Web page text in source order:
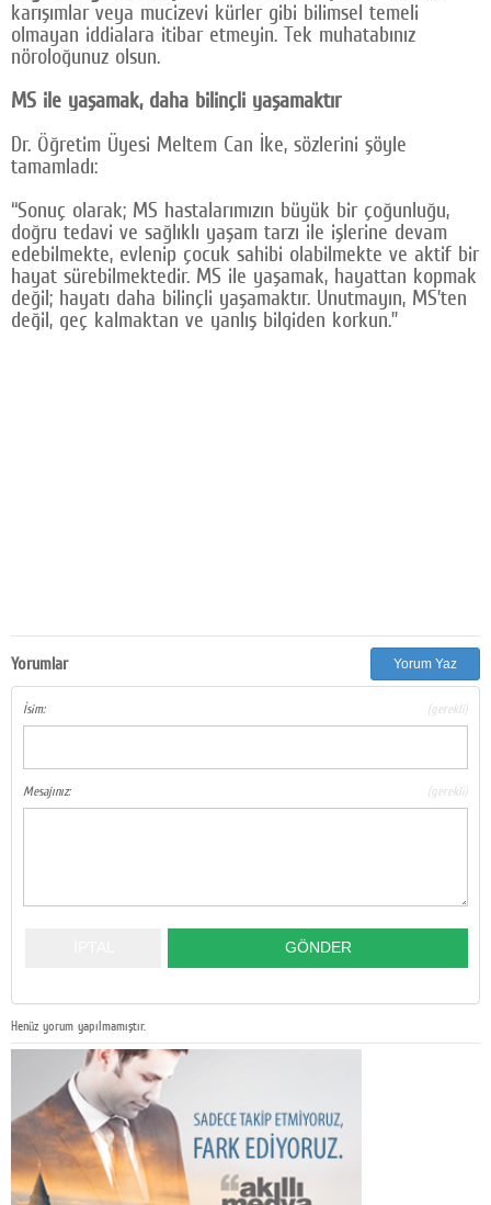
karışımlar veya mucizevi kürler gibi bilimsel temeli
olmayan iddialara itibar etmeyin. Tek muhatabınız
nöroloğunuz olsun.
MS ile yaşamak, daha bilinçli yaşamaktır
Dr. Öğretim Üyesi Meltem Can İke, sözlerini şöyle
tamamladı:
“Sonuç olarak; MS hastalarımızın büyük bir çoğunluğu,
doğru tedavi ve sağlıklı yaşam tarzı ile işlerine devam
edebilmekte, evlenip çocuk sahibi olabilmekte ve aktif bir
hayat sürebilmektedir. MS ile yaşamak, hayattan kopmak
değil; hayatı daha bilinçli yaşamaktır. Unutmayın, MS’ten
değil, geç kalmaktan ve yanlış bilgiden korkun.”
Yorumlar Yorum Yaz
İsim: (gerekli)
Mesajınız: (gerekli)
Henüz yorum yapılmamıştır.